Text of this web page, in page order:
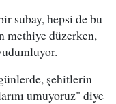
subay, hepsi de bu
methiye düzerken,
şehitlerin
umuyoruz" diye